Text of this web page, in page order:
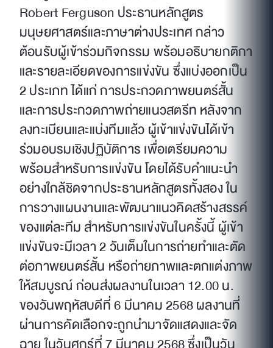
Robert Ferguson ประธานหลักสูตร
มนุษยศาสตร์และภาษาต่างประเทศ กล่าว
ต้อนรับผู้เข้าร่วมกิจกรรม พร้อมอธิบายกติกา
และรายละเอียดของการแข่งขัน ซึ่งแบ่งออกเป็น
2 ประเภท ได้แก่ การประกวดภาพยนตร์สั้น
และการประกวดภาพถ่ายแนวสตรีท หลังจาก
ลงทะเบียนและแบ่งทีมแล้ว ผู้เข้าแข่งขันได้เข้า
ร่วมอบรมเชิงปฏิบัติการ เพื่อเตรียมความ
พร้อมสำหรับการแข่งขัน โดยได้รับคำแนะนำ
อย่างใกล้ชิดจากประธานหลักสูตรทั้งสอง ใน
การวางแผนงานและพัฒนาแนวคิดสร้างสรรค์
ของแต่ละทีม สำหรับการแข่งขันในครั้งนี้ ผู้เข้า
แข่งขันจะมีเวลา 2 วันเต็มในการถ่ายทำและตัด
ต่อภาพยนตร์สั้น หรือถ่ายภาพและตกแต่งภาพ
ให้สมบูรณ์ ก่อนส่งผลงานในเวลา 12.00 น.
ของวันพฤหัสบดีที่ 6 มีนาคม 2568 ผลงานที่
ผ่านการคัดเลือกจะถูกนำมาจัดแสดงและจัด